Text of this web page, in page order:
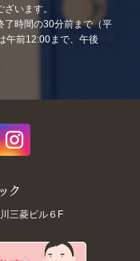
います。
時間の30分前まで（平
午前12:00まで、午後
三菱ビル６F